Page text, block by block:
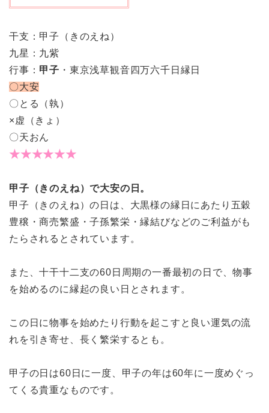
干支：甲子（きのえね）
九星：九紫
行事： 甲子 ・東京浅草観音四万六千日縁日
〇大安
〇とる（執）
×虚（きょ）
〇天おん
★★★★★★
甲子（きのえね）で大安の日。
甲子（きのえね）の日は、大黒様の縁日にあたり五穀
豊穣・商売繁盛・子孫繁栄・縁結びなどのご利益がも
たらされるとされています。
また、十干十二支の60日周期の一番最初の日で、物事
を始めるのに縁起の良い日とされます。
この日に物事を始めたり行動を起こすと良い運気の流
れを引き寄せ、長く繁栄するとも。
甲子の日は60日に一度、甲子の年は60年に一度めぐっ
てくる貴重なものです。